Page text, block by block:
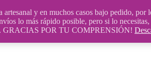
y en muchos casos bajo pedido, por
lo más rápido posible, pero si lo
GRACIAS POR TU COMPRENSIÓN!